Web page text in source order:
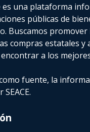
es una plataforma
públicas de
Buscamos promover
compras estatalesy
a los
fuente, la